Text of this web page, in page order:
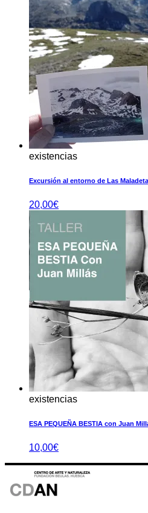
existencias
Excursión al entorno de Las
20,00€
existencias
ESA PEQUEÑA BESTIA con Juan
10,00€